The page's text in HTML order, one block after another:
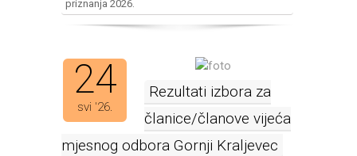
priznanja 2026.
24
svi '26.
Rezultati izbora za
članice/članove vijeća
mjesnog odbora Gornji Kraljevec